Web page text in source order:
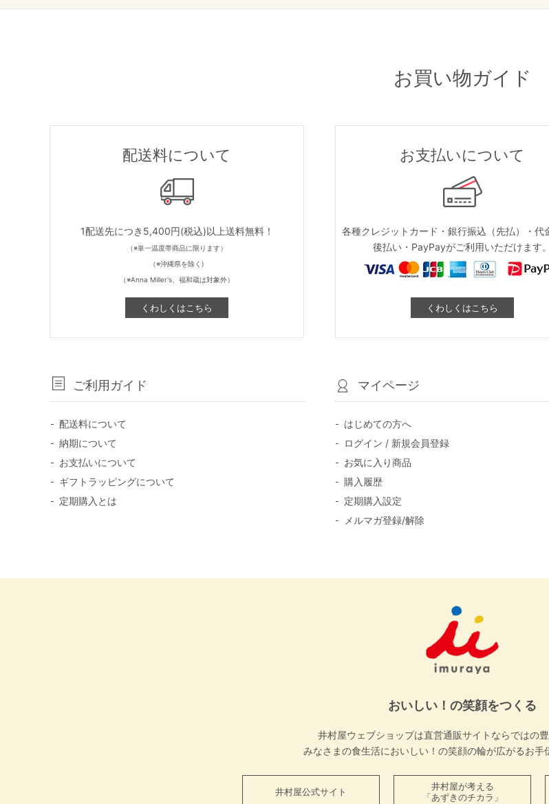
お買い物ガイド
配送料について
1配送先につき5,400円(税込)以上送料無料！
（※単一温度帯商品に限ります）
（※沖縄県を除く)
（※Anna Miller's、福和蔵は対象外）
くわしくはこちら
お支払いについて
各種クレジットカード・銀行振込（先払）・代
後払い・PayPayがご利用いただけます。
くわしくはこちら
ご利用ガイド
配送料について
納期について
お支払いについて
ギフトラッピングについて
定期購入とは
マイページ
はじめての方へ
ログイン / 新規会員登録
お気に入り商品
購入履歴
定期購入設定
メルマガ登録/解除
おいしい！の笑顔をつくる
井村屋ウェブショップは直営通販サイトならではの
みなさまの食生活においしい！の笑顔の輪が広がるお手
井村屋公式サイト
井村屋が考える
「あずきのチカラ」